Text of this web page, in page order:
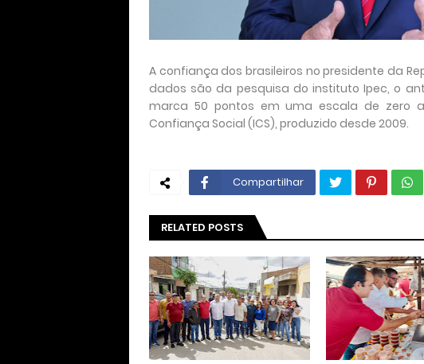
A confiança dos brasileiros no presidente da
dados são da pesquisa do instituto Ipec, o
marca 50 pontos em uma escala de zero
Confiança Social (ICS), produzido desde 2009.
Compartilhar
RELATED POSTS